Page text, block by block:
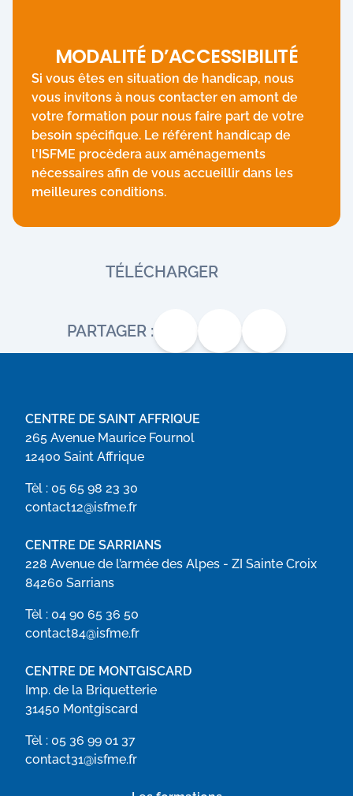
MODALITÉ D’ACCESSIBILITÉ
Si vous êtes en situation de handicap, nous
vous invitons à nous contacter en amont de
votre formation pour nous faire part de votre
besoin spécifique. Le référent handicap de
l'ISFME procèdera aux aménagements
nécessaires afin de vous accueillir dans les
meilleures conditions.
TÉLÉCHARGER
PARTAGER :
CENTRE DE SAINT AFFRIQUE
265 Avenue Maurice Fournol
12400 Saint Affrique
Tèl : 05 65 98 23 30
contact12@isfme.fr
CENTRE DE SARRIANS
228 Avenue de l’armée des Alpes - ZI Sainte Croix
84260 Sarrians
Tèl : 04 90 65 36 50
contact84@isfme.fr
CENTRE DE MONTGISCARD
Imp. de la Briquetterie
31450 Montgiscard
Tèl : 05 36 99 01 37
contact31@isfme.fr